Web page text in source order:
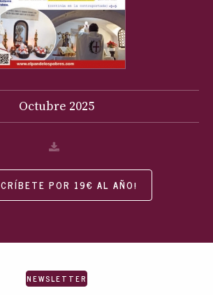
Octubre 2025
POR 19€ AL AÑO!
NEWSLETTER